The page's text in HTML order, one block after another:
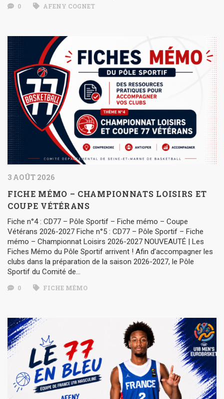
0 AFENY COGNET
3 AOÛT 2026
FICHE MÉMO – CHAMPIONNATS LOISIRS ET
COUPE VÉTÉRANS
Fiche n°4 : CD77 – Pôle Sportif – Fiche mémo – Coupe
Vétérans 2026-2027 Fiche n°5 : CD77 – Pôle Sportif – Fiche
mémo – Championnat Loisirs 2026-2027 NOUVEAUTÉ | Les
Fiches Mémo du Pôle Sportif arrivent ! Afin d’accompagner les
clubs dans la préparation de la saison 2026-2027, le Pôle
Sportif du Comité de…
0 FICHE MÉMO